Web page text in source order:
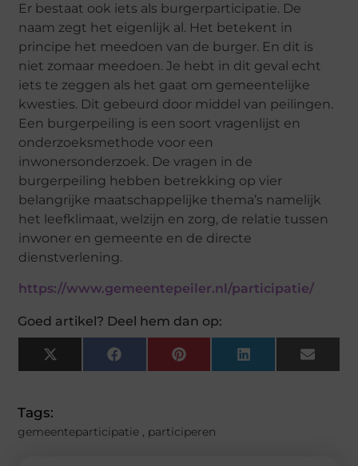
Er bestaat ook iets als burgerparticipatie. De
naam zegt het eigenlijk al. Het betekent in
principe het meedoen van de burger. En dit is
niet zomaar meedoen. Je hebt in dit geval echt
iets te zeggen als het gaat om gemeentelijke
kwesties. Dit gebeurd door middel van peilingen.
Een burgerpeiling is een soort vragenlijst en
onderzoeksmethode voor een
inwonersonderzoek. De vragen in de
burgerpeiling hebben betrekking op vier
belangrijke maatschappelijke thema’s namelijk
het leefklimaat, welzijn en zorg, de relatie tussen
inwoner en gemeente en de directe
dienstverlening.
https://www.gemeentepeiler.nl/participatie/
Goed artikel? Deel hem dan op:
X
(Twitter)
FacebookPinterestLinkedInEmail
Tags:
gemeenteparticipatie , participeren